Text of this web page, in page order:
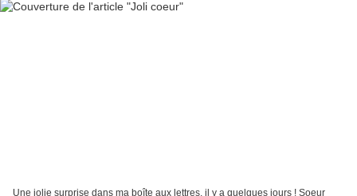
Une jolie surprise dans ma boîte aux lettres, il y a quelques jours ! Soeur